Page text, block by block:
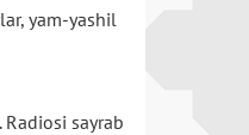
yam-yashil
sayrab